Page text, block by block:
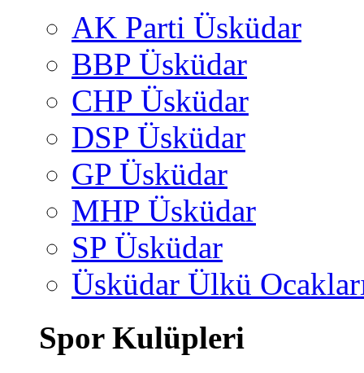
AK Parti Üsküdar
BBP Üsküdar
CHP Üsküdar
DSP Üsküdar
GP Üsküdar
MHP Üsküdar
SP Üsküdar
Üsküdar Ülkü
Spor Kulüpleri